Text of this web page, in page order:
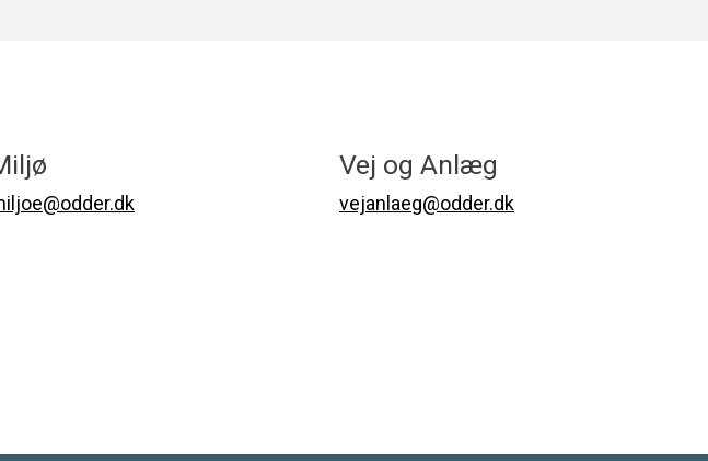
Vej og Anlæg
vejanlaeg@odder.dk